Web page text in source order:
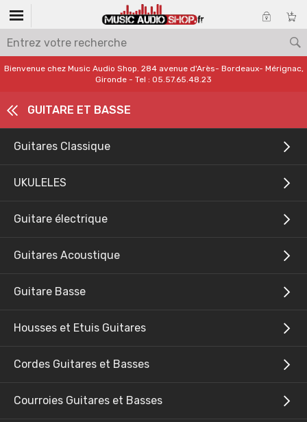
Bienvenue chez Music Audio Shop. 284 avenue d'Arès- Bordeaux- Mérignac,
Gironde - Tel : 05.57.65.48.23
GUITARE ET BASSE
Guitares Classique
UKULELES
Guitare électrique
Guitares Acoustique
Guitare Basse
Housses et Etuis Guitares
Cordes Guitares et Basses
Courroies Guitares et Basses